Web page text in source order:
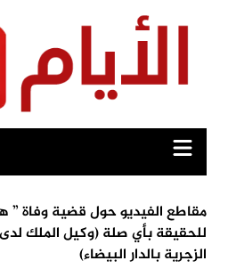
مقاطع الفيديو حول قضية وفاة ”
للحقيقة بأي صلة (وكيل الملك لدى
الزجرية بالدار البيضاء)